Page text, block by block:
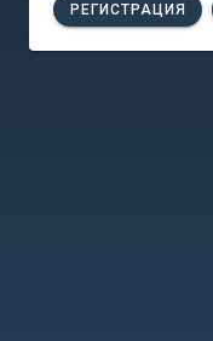
РЕГИСТРАЦИЯ